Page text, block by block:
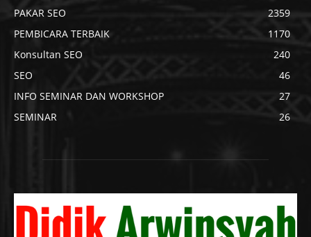
PAKAR SEO
2359
PEMBICARA TERBAIK
1170
Konsultan SEO
240
SEO
46
INFO SEMINAR DAN WORKSHOP
27
SEMINAR
26